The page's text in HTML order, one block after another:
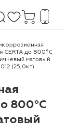
CERTA до 800°С
матовый
(25,0кг)
800°С